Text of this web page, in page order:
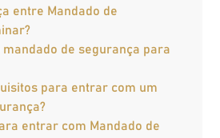
entre Mandado de
mandado de segurança para
para entrar com um
entrar com Mandado de